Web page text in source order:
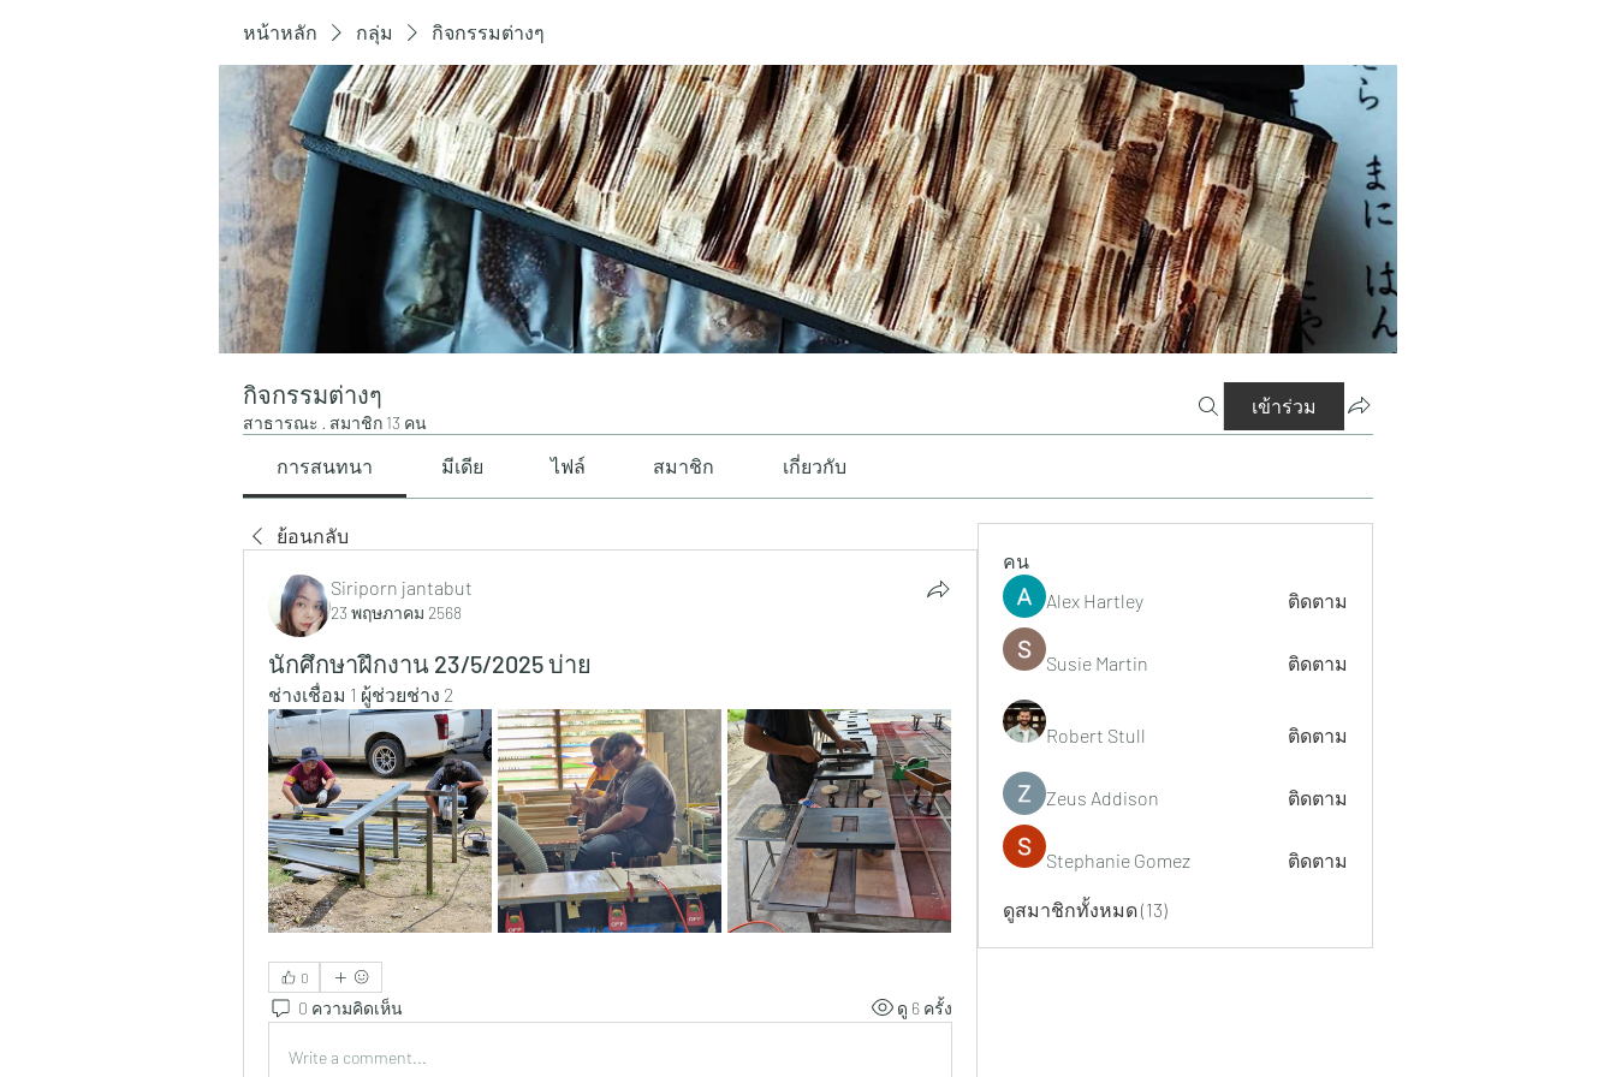
หน้าหลัก กลุ่ม กิจกรรมต่างๆ
กิจกรรมต่างๆ
สาธารณะ · สมาชิก 13 คน
เข้าร่วม
การสนทนา มีเดีย ไฟล์ สมาชิก เกี่ยวกับ
ย้อนกลับ
Siriporn jantabut
23 พฤษภาคม 2568
นักศึกษาฝึกงาน 23/5/2025 บ่าย
ช่างเชื่อม 1 ผู้ช่วยช่าง 2
0
0 ความคิดเห็น ดู 6 ครั้ง
Write a comment...
คน
Alex Hartley
ติดตาม
Susie Martin ติดตาม
Robert Stull ติดตาม
Zeus Addison ติดตาม
Stephanie Gomez ติดตาม
ดูสมาชิกทั้งหมด (13)